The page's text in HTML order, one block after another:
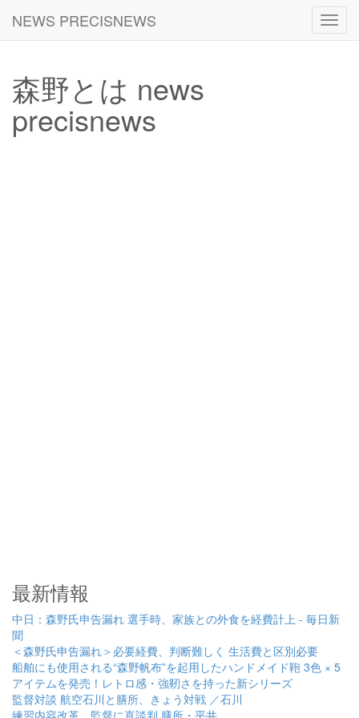
NEWS PRECISNEWS
森野とは news
precisnews
最新情報
中日：森野氏申告漏れ 選手時、家族との外食を経費計上 - 毎日新
聞
＜森野氏申告漏れ＞必要経費、判断難しく 生活費と区別必要
船舶にも使用される“森野帆布”を起用したハンドメイド鞄 3色 × 5
アイテムを発売！レトロ感・強靭さを持った新シリーズ
監督対談 航空石川と膳所、きょう対戦 ／石川
練習内容改革、監督に直談判 膳所・平井